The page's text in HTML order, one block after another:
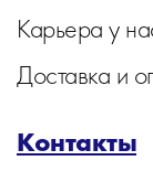
Карьера у
Доставка и
Контакты